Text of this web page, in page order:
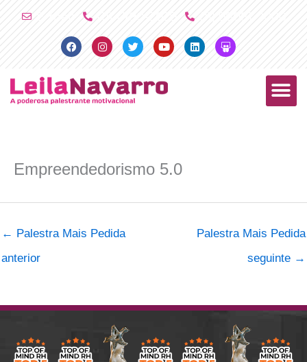
FacebookInstagramTwitterYoutubeLinkedinSlideshare
Empreendedorismo 5.0
← Palestra Mais Pedida
anterior
Palestra Mais Pedida
seguinte →